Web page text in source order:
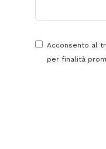
Acconsento al
per finalità
compreso e